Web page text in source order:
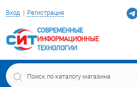
Вход Регистрация